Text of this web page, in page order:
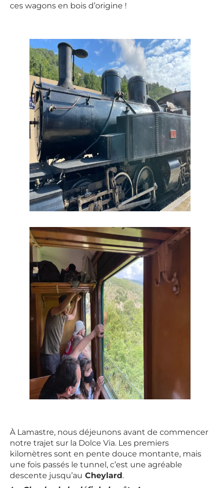
ces wagons en bois d’origine !
À Lamastre, nous déjeunons avant de commencer
notre trajet sur la Dolce Via. Les premiers
kilomètres sont en pente douce montante, mais
une fois passés le tunnel, c’est une agréable
descente jusqu’au Cheylard.